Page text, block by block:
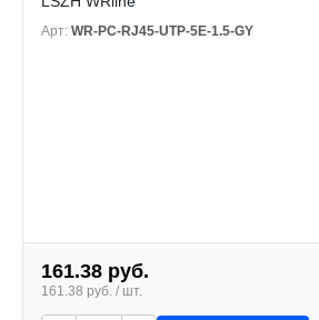
Арт: WR-PC-RJ45-UTP-5E-1.5-GY
161.38 руб.
161.38 руб. / шт.